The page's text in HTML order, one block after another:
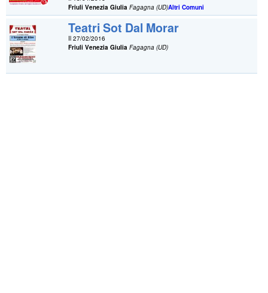
Friuli Venezia Giulia Fagagna (UD)Altri Comuni
Teatri Sot Dal Morar
Il 27/02/2016
Friuli Venezia Giulia Fagagna (UD)